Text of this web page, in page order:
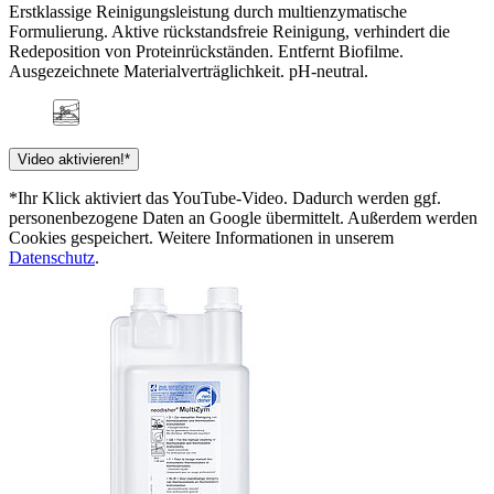
Erstklassige Reinigungsleistung durch multienzymatische
Formulierung. Aktive rückstandsfreie Reinigung, verhindert die
Redeposition von Proteinrückständen. Entfernt Biofilme.
Ausgezeichnete Materialverträglichkeit. pH-neutral.
Video aktivieren!*
*Ihr Klick aktiviert das YouTube-Video. Dadurch werden ggf.
personenbezogene Daten an Google übermittelt. Außerdem werden
Cookies gespeichert. Weitere Informationen in unserem
Datenschutz.